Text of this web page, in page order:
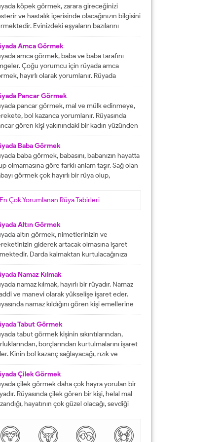
olmasına işaret etmektedir. İşlerinizin
gideceğini gösterirken, ömür boyu
olan konforlu bir hayatın varlığına delalet
Ağız tadınızı bozan faktörleri...
köpek görmek, zarara gireceğinizi
ve hastalık içerisinde olacağınızın bilgisini
Evinizdeki eşyaların bazılarını
delalet etmektedir. Kuvvetsiz
durumun içerisinde kalacağınızın ve rahatsızlık
olacağınızın haberini vermektedir.
dönemlerin içerisinde olacağınızın
verir ve kendinizi başarısız
işaret olacaktır. Diğer yandan ise
yapacak olan kişilerden dolayı başınızın...
Amca Görmek
amca görmek, baba ve baba tarafını
Çoğu yorumcu için rüyada amca
hayırlı olarak yorumlanır. Rüyada
gören kişi, kısa süre içerisinde
çözüp, huzura kavuşacak demektir.
bu rüyayı gören kişinin sağlık sıkıntıları varsa,
çözüme ulaşacak olarak yorumlanır. İşsiz
kişinin bu rüyayı görmesi hayırlı iş
Pancar Görmek
pancar görmek, mal ve mülk edinmeye,
bol kazanca yorumlanır. Rüyasında
gören kişi yakınındaki bir kadın yüzünden
düşebilir, acı haber alabilir, başına gelecek
üzüntüye ve kedere tabir edilebilir. Bekar
rüyasında pancar görürse, yakın zamanda
yada evlenir. Evli birisinin gördüğü
rüyası, eşiyle kavgaya yada ayrılığa...
Baba Görmek
baba görmek, babasını, babanızın hayatta
olmamasına göre farklı anlam taşır. Sağ olan
görmek çok hayırlı bir rüya olup,
veren veren en değerli varlıklar, kişinin
etmiş ise ihtiyacı olanlara yardım etmesi
En Çok Yorumlanan Rüya Tabirleri
Altın Görmek
altın görmek, nimetlerinizin ve
giderek artacak olmasına işaret
Darda kalmaktan kurtulacağınıza
eder ve engelleri yok edeceğinizi
İyi bir hayata sahip olmanızın
tüm pürüzlerin yok olacağını işaret
Emeklerinizin heba olmayacağını
rüyalardan birisi şeklinde
Rüyada altın bileklik görmek,
giderek artacak olmasına delalet
Namaz Kılmak
namaz kılmak, hayırlı bir rüyadır. Namaz
ve manevi olarak yükselişe işaret eder.
namaz kıldığını gören kişi emellerine
zamanda ulaşır. Namaz, rüya da olsa kişinin
güçleneceğini ve Allah tarafından
bir kişi olduğunu gösterir. Rüyalarımızda
çoğunlukla gerçek hayatla birebir
Rüyalarımızda...
Tabut Görmek
tabut görmek kişinin sıkıntılarından,
borçlarından kurtulmalarını işaret
Kinin bol kazanç sağlayacağı, rızık ve
anlamına gelir. Rüya sırasında tabut
aynı zaman da kişinin bahtının ve
kapanmış olduğunu ifade eder. Rüyada
görmek aynı zamanda kişinin yol hazırlığına
anlamına gelir....
Çilek Görmek
çilek görmek daha çok hayra yorulan bir
Rüyasında çilek gören bir kişi, helal mal
hayatının çok güzel olacağı, sevdiği
çoğunlukla aşkı ve tutkuyu da delalet eder.